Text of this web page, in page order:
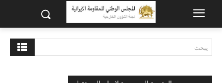
يبحث